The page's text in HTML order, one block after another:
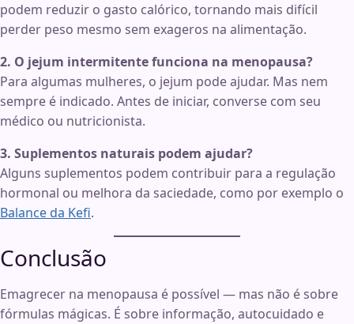
podem reduzir o gasto calórico, tornando mais difícil
perder peso mesmo sem exageros na alimentação.
2. O jejum intermitente funciona na menopausa?
Para algumas mulheres, o jejum pode ajudar. Mas nem
sempre é indicado. Antes de iniciar, converse com seu
médico ou nutricionista.
3. Suplementos naturais podem ajudar?
Alguns suplementos podem contribuir para a regulação
hormonal ou melhora da saciedade, como por exemplo o
Balance da Kefi.
Conclusão
Emagrecer na menopausa é possível — mas não é sobre
fórmulas mágicas. É sobre informação, autocuidado e